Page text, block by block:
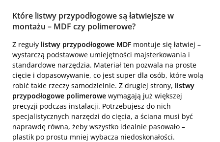
Które listwy przypodłogowe są łatwiejsze w
montażu – MDF czy polimerowe?
Z reguły listwy przypodłogowe MDF montuje się łatwiej –
wystarczą podstawowe umiejętności majsterkowania i
standardowe narzędzia. Materiał ten pozwala na proste
cięcie i dopasowywanie, co jest super dla osób, które wolą
robić takie rzeczy samodzielnie. Z drugiej strony, listwy
przypodłogowe polimerowe wymagają już większej
precyzji podczas instalacji. Potrzebujesz do nich
specjalistycznych narzędzi do cięcia, a ściana musi być
naprawdę równa, żeby wszystko idealnie pasowało –
plastik po prostu mniej wybacza niedoskonałości.